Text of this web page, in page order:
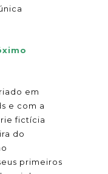
em
e com a
fictícia
do
primeiros